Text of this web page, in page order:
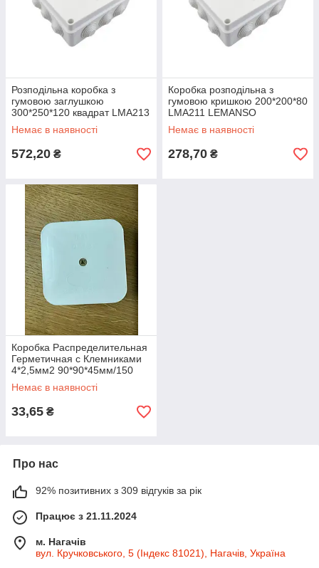
Розподільна коробка з
гумовою заглушкою
300*250*120 квадрат LMA213
LEMANSO
Немає в наявності
572,20 ₴
Коробка розподільна з
гумовою кришкою 200*200*80
LMA211 LEMANSO
Немає в наявності
278,70 ₴
Коробка Распределительная
Герметичная с Клемниками
4*2,5мм2 90*90*45мм/150
Немає в наявності
33,65 ₴
Про нас
92% позитивних з 309 відгуків за рік
Працює з 21.11.2024
м. Нагачів
вул. Кручковського, 5 (Індекс 81021), Нагачів, Україна